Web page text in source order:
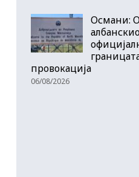
Османи:
провокација
06/08/2026